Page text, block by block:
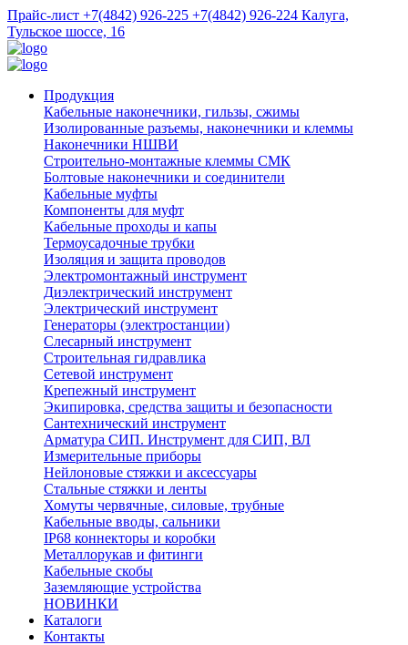
Прайс-лист +7(4842) 926-225 +7(4842) 926-224 Калуга,
Тульское шоссе, 16
Продукция
Кабельные наконечники, гильзы, сжимы
Изолированные разъемы, наконечники и клеммы
Наконечники НШВИ
Строительно-монтажные клеммы СМК
Болтовые наконечники и соединители
Кабельные муфты
Компоненты для муфт
Кабельные проходы и капы
Термоусадочные трубки
Изоляция и защита проводов
Электромонтажный инструмент
Диэлектрический инструмент
Электрический инструмент
Генераторы (электростанции)
Слесарный инструмент
Строительная гидравлика
Сетевой инструмент
Крепежный инструмент
Экипировка, средства защиты и безопасности
Сантехнический инструмент
Арматура СИП. Инструмент для СИП, ВЛ
Измерительные приборы
Нейлоновые стяжки и аксессуары
Стальные стяжки и ленты
Хомуты червячные, силовые, трубные
Кабельные вводы, сальники
IP68 коннекторы и коробки
Металлорукав и фитинги
Кабельные скобы
Заземляющие устройства
НОВИНКИ
Каталоги
Контакты